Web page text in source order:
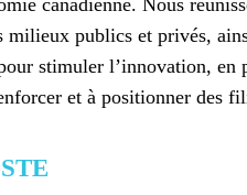
canadienne. Nous
milieux publics et privés,
stimuler l’innovation,
et à positionner des